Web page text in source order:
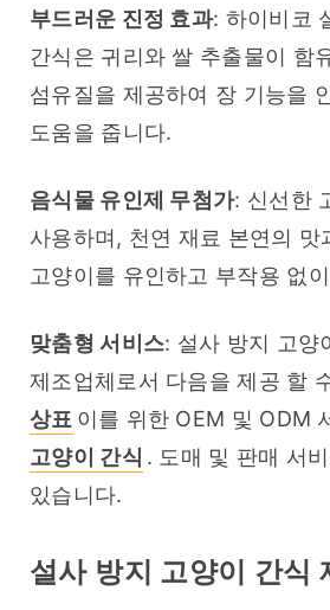
부드러운 진정 효과: 하이비코
간식은 귀리와 쌀 추출물이 함
섬유질을 제공하여 장 기능을
도움을 줍니다.
음식물 유인제 무첨가: 신선한
사용하며, 천연 재료 본연의 맛
고양이를 유인하고 부작용 없
맞춤형 서비스: 설사 방지 고양
제조업체로서 다음을 제공 할
상표 이를 위한 OEM 및 ODM
고양이 간식 . 도매 및 판매 서
있습니다.
설사 방지 고양이 간식